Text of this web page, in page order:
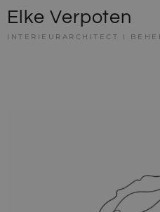
Elke Verpoten
INTERIEURARCHITECT I